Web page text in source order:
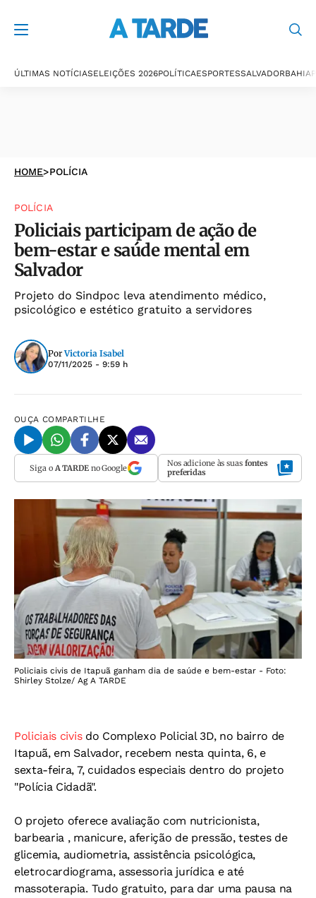
ÚLTIMAS NOTÍCIASELEIÇÕES 2026POLÍTICAESPORTESSALVADORBAHIA
HOME>POLÍCIA
POLÍCIA
Policiais participam de ação de
bem-estar e saúde mental em
Salvador
Projeto do Sindpoc leva atendimento médico,
psicológico e estético gratuito a servidores
Por Victoria Isabel
07/11/2025 - 9:59 h
OUÇA COMPARTILHE
Siga o A TARDEno Google Nos adicione às suas fontes
preferidas
Policiais civis de Itapuã ganham dia de saúde e bem-estar - Foto:
Shirley Stolze/ Ag A TARDE
Policiais civis do Complexo Policial 3D, no bairro de
Itapuã, em Salvador, recebem nesta quinta, 6, e
sexta-feira, 7, cuidados especiais dentro do projeto
"Polícia Cidadã".
O projeto oferece avaliação com nutricionista,
barbearia , manicure, aferição de pressão, testes de
glicemia, audiometria, assistência psicológica,
eletrocardiograma, assessoria jurídica e até
massoterapia. Tudo gratuito, para dar uma pausa na